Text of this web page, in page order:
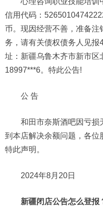
信用代码：
币。现因经营不善，准备注
务，请有关债权债务人见
址：新疆乌鲁木齐市新市区
18997***6。特此公告!
公 告
和田市奈斯酒吧因亏损
到本店解决余额问题，各位
特此声明。
2024年8月20日
新疆闭店公告怎么登报